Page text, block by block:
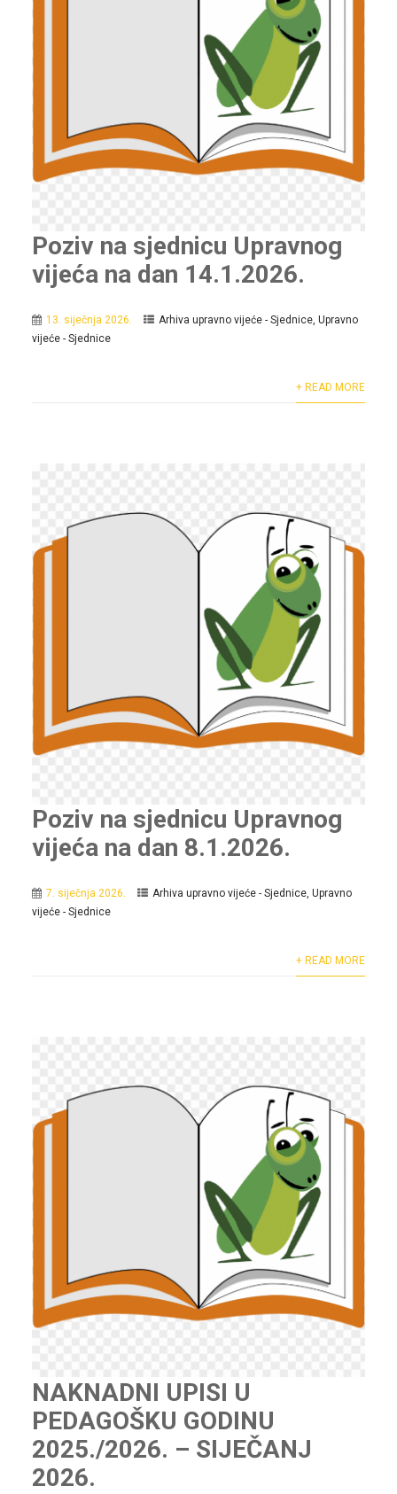
Poziv na sjednicu Upravnog
vijeća na dan 14.1.2026.
13. siječnja 2026. Arhiva upravno vijeće - Sjednice, Upravno
vijeće - Sjednice
+ READ MORE
Poziv na sjednicu Upravnog
vijeća na dan 8.1.2026.
7. siječnja 2026. Arhiva upravno vijeće - Sjednice, Upravno
vijeće - Sjednice
+ READ MORE
NAKNADNI UPISI U
PEDAGOŠKU GODINU
2025./2026. – SIJEČANJ
2026.